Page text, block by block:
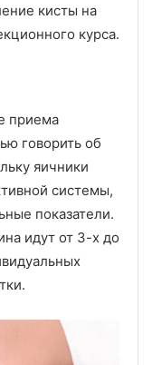
кисты на
курса.
приема
говорить об
яичники
системы,
показатели.
идут от 3-х до